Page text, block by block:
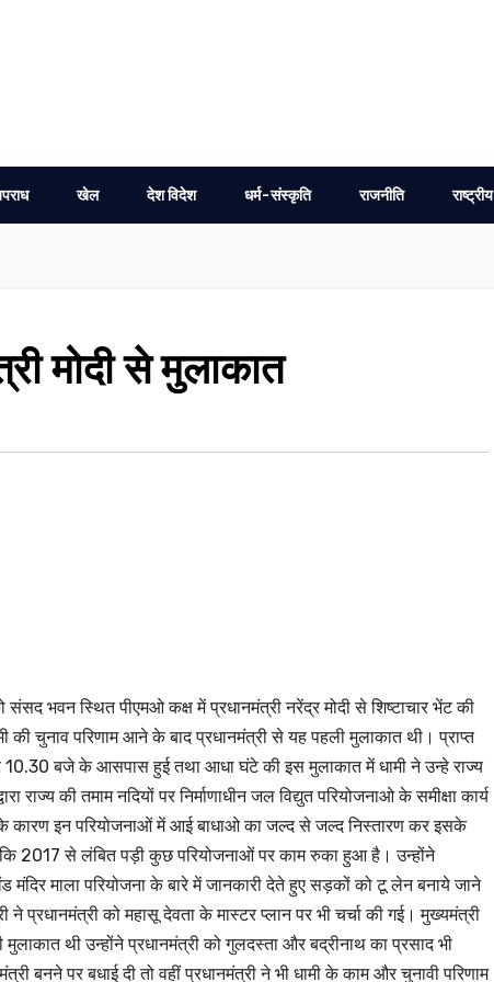
खेल देश विदेश धर्म-संस्कृति राजनीति राष्ट्रीय
मोदी से मुलाकात
भवन स्थित पीएमओ कक्ष में प्रधानमंत्री नरेंद्र मोदी से शिष्टाचार भेंट की
की चुनाव परिणाम आने के बाद प्रधानमंत्री से यह पहली मुलाकात थी। प्राप्त
बजे के आसपास हुई तथा आधा घंटे की इस मुलाकात में धामी ने उन्हे राज्य
राज्य की तमाम नदियों पर निर्माणाधीन जल विद्युत परियोजनाओ के समीक्षा कार्य
कारण इन परियोजनाओं में आई बाधाओ का जल्द से जल्द निस्तारण कर इसके
कि 2017 से लंबित पड़ी कुछ परियोजनाओं पर काम रुका हुआ है। उन्होंने
माला परियोजना के बारे में जानकारी देते हुए सड़कों को टू लेन बनाये जाने
को महासू देवता के मास्टर प्लान पर भी चर्चा की गई। मुख्यमंत्री
थी उन्होंने प्रधानमंत्री को गुलदस्ता और बद्रीनाथ का प्रसाद भी
बनने पर बधाई दी तो वहीं प्रधानमंत्री ने भी धामी के काम और चुनावी परिणाम